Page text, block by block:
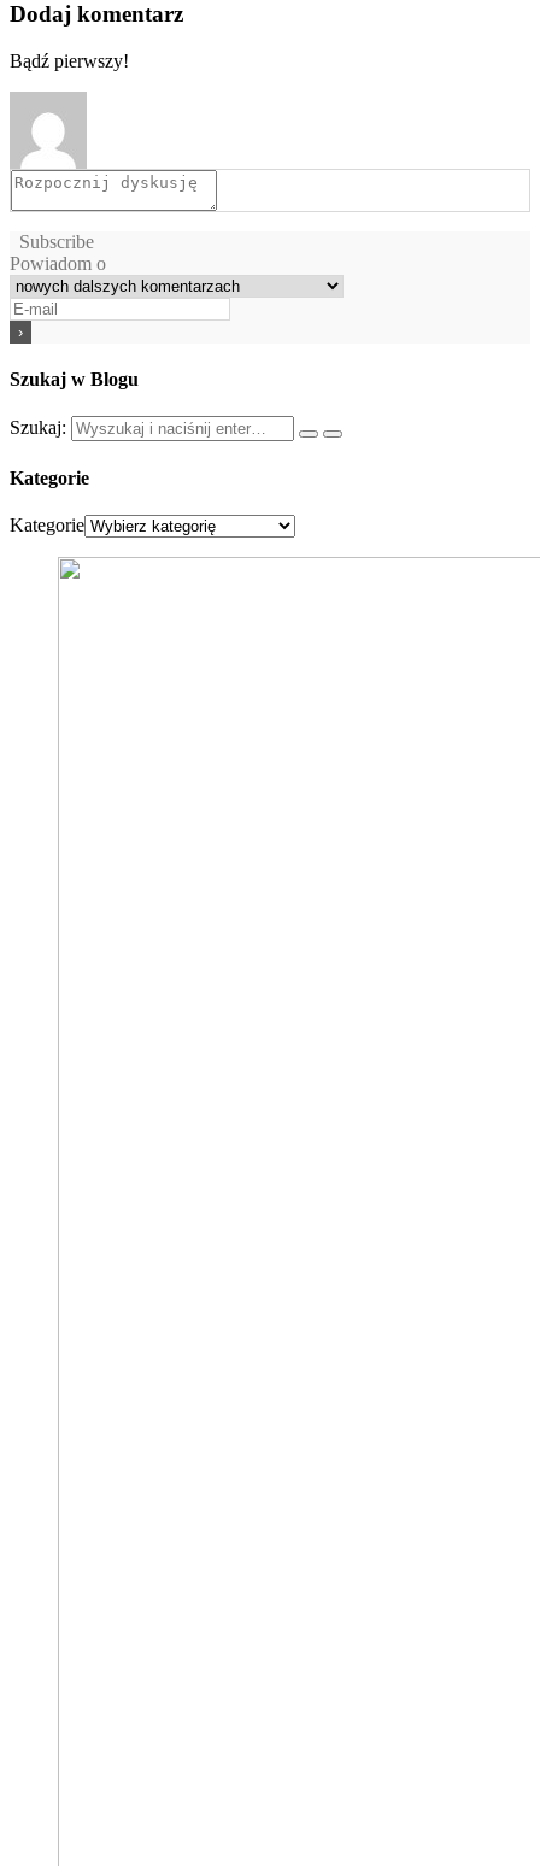
Dodaj komentarz
Bądź pierwszy!
Subscribe
Powiadom o
Szukaj w Blogu
Szukaj:
Kategorie
Kategorie